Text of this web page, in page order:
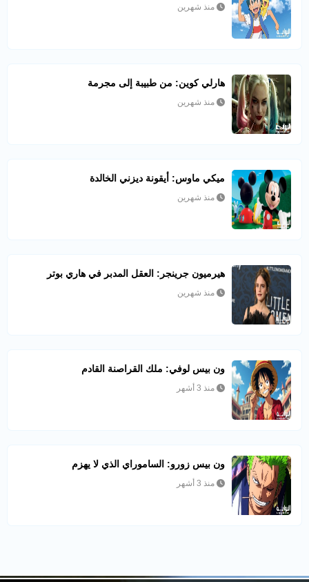
منذ شهرين
هارلي كوين: من طبيبة إلى مجرمة
منذ شهرين
ميكي ماوس: أيقونة ديزني الخالدة
منذ شهرين
هيرميون جرينجر: العقل المدبر في هاري بوتر
منذ شهرين
ون بيس لوفي: ملك القراصنة القادم
منذ 3 أشهر
ون بيس زورو: الساموراي الذي لا يهزم
منذ 3 أشهر